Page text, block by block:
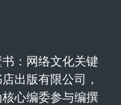
：网络文化关键
出版有限公司，
心编委参与编撰